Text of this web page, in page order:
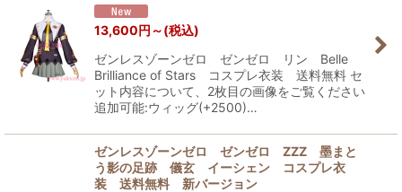
13,600円 ～(税込)
ゼンレスゾーンゼロ ゼンゼロ リン Belle
Brilliance of Stars コスプレ衣装 送料無料 セ
ット内容について、2枚目の画像をご覧ください
追加可能:ウィッグ(+2500)…
ゼンレスゾーンゼロ ゼンゼロ ZZZ 墨まと
う影の足跡 儀玄 イーシェン コスプレ衣
装 送料無料 新バージョン